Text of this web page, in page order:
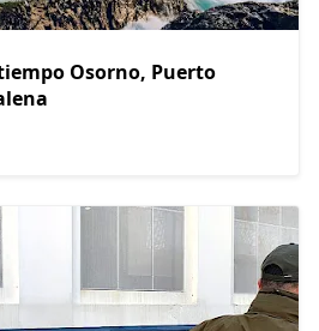
Osorno, Puerto